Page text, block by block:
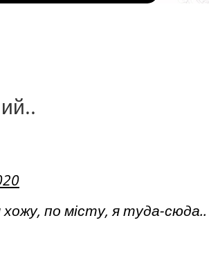
по місту, я туда-сюда..